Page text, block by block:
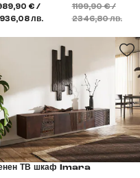
€ /
лв.
1199,90 € /
2346,80 лв.
ТВ шкаф Imara